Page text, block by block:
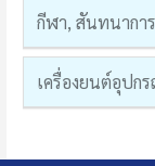
กีฬา, สันทนากา
เครื่องยนต์อุปก